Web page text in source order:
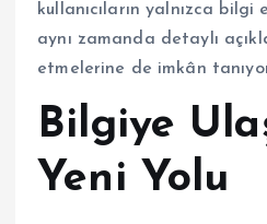
kullanıcıların yalnızca bilgi
aynı zamanda detaylı
etmelerine de imkân
Bilgiye
Yeni Yolu